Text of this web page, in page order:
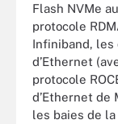
Flash NVMe
protocole
Infiniband, les
d’Ethernet
protocole
d’Ethernet de
les baies de